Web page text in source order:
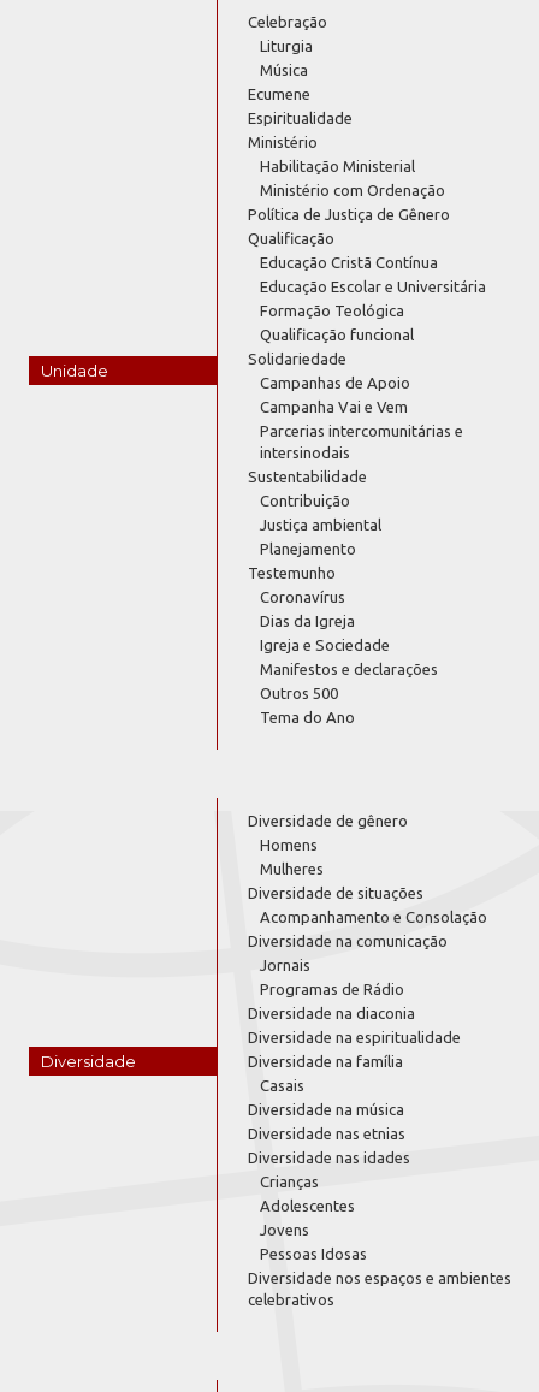
Unidade
Celebração
Liturgia
Música
Ecumene
Espiritualidade
Ministério
Habilitação Ministerial
Ministério com Ordenação
Política de Justiça de Gênero
Qualificação
Educação Cristã Contínua
Educação Escolar e Universitária
Formação Teológica
Qualificação funcional
Solidariedade
Campanhas de Apoio
Campanha Vai e Vem
Parcerias intercomunitárias e
intersinodais
Sustentabilidade
Contribuição
Justiça ambiental
Planejamento
Testemunho
Coronavírus
Dias da Igreja
Igreja e Sociedade
Manifestos e declarações
Outros 500
Tema do Ano
Diversidade
Diversidade de gênero
Homens
Mulheres
Diversidade de situações
Acompanhamento e Consolação
Diversidade na comunicação
Jornais
Programas de Rádio
Diversidade na diaconia
Diversidade na espiritualidade
Diversidade na família
Casais
Diversidade na música
Diversidade nas etnias
Diversidade nas idades
Crianças
Adolescentes
Jovens
Pessoas Idosas
Diversidade nos espaços e ambientes
celebrativos